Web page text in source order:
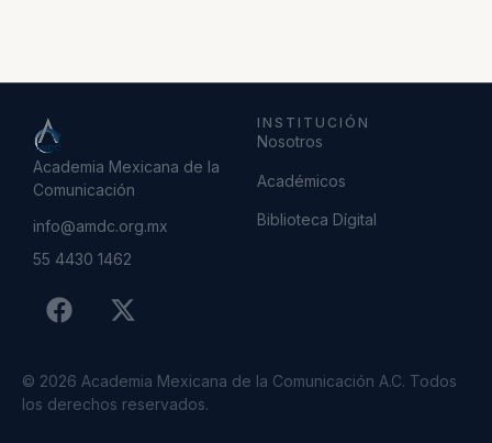
Academia Mexicana de la
Comunicación
info@amdc.org.mx
55 4430 1462
INSTITUCIÓN
Nosotros
Académicos
Biblioteca Dígital
© 2026 Academia Mexicana de la Comunicación A.C. Todos
los derechos reservados.